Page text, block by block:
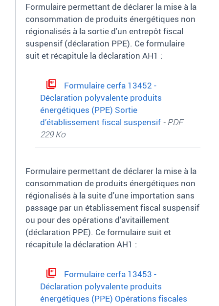
Formulaire permettant de déclarer la mise à la
consommation de produits énergétiques non
régionalisés à la sortie d'un entrepôt fiscal
suspensif (déclaration PPE). Ce formulaire
suit et récapitule la déclaration AH1 :
Formulaire cerfa 13452 -
Déclaration polyvalente produits
énergétiques (PPE) Sortie
d’établissement fiscal suspensif - PDF
229 Ko
Formulaire permettant de déclarer la mise à la
consommation de produits énergétiques non
régionalisés à la suite d'une importation sans
passage par un établissement fiscal suspensif
ou pour des opérations d'avitaillement
(déclaration PPE). Ce formulaire suit et
récapitule la déclaration AH1 :
Formulaire cerfa 13453 -
Déclaration polyvalente produits
énergétiques (PPE) Opérations fiscales